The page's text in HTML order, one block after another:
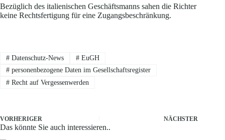
Bezüglich des italienischen Geschäftsmanns sahen die Richter
keine Rechtsfertigung für eine Zugangsbeschränkung.
#Datenschutz-News #EuGH
#personenbezogene Daten im Gesellschaftsregister
#Recht auf Vergessenwerden
VORHERIGER NÄCHSTER
Das könnte Sie auch interessieren..